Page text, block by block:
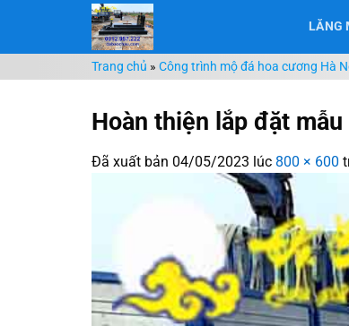
nội
dung
LĂNG
Trang chủ » Công trình mộ đá hoa cương Hà
Hoàn thiện lắp đặt
Đã xuất bản 04/05/2023 lúc 800 × 600